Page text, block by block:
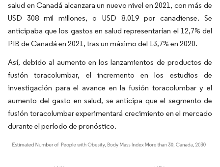
salud en Canadá alcanzara un nuevo nivel en 2021, con más de
USD 308 mil millones, o USD 8.019 por canadiense. Se
anticipaba que los gastos en salud representarían el 12,7% del
PIB de Canadá en 2021, tras un máximo del 13,7% en 2020.
Así, debido al aumento en los lanzamientos de productos de
fusión toracolumbar, el incremento en los estudios de
investigación para el avance en la fusión toracolumbar y el
aumento del gasto en salud, se anticipa que el segmento de
fusión toracolumbar experimentará crecimiento en el mercado
durante el período de pronóstico.